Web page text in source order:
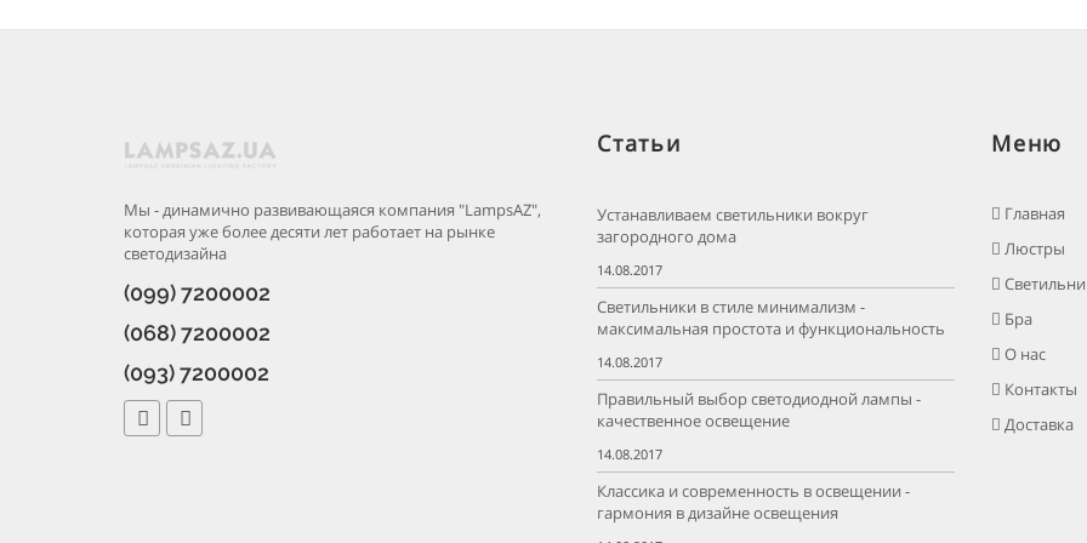
Мы - динамично развивающаяся компания "LampsAZ",
которая уже более десяти лет работает на рынке
светодизайна
(099) 7200002
(068) 7200002
(093) 7200002
Статьи
Устанавливаем светильники вокруг
загородного дома
14.08.2017
Светильники в стиле минимализм -
максимальная простота и функциональность
14.08.2017
Правильный выбор светодиодной лампы -
качественное освещение
14.08.2017
Классика и современность в освещении -
гармония в дизайне освещения
Меню
Главная
Люстры
Бра
О нас
Контакты
Доставка